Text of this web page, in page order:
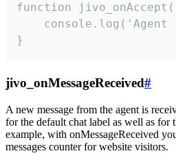
function
}
jivo_onMessageReceived#
A new message from the agent is
for the default chat label as well as for
example, with onMessageReceived
messages counter for website visitors.